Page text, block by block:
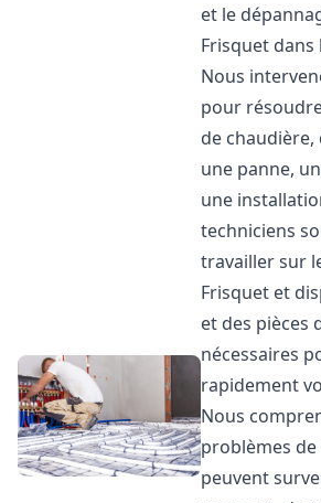
et le
Frisquet dans
Nous
pour
de
une panne,
une
techniciens
travailler sur
Frisquet et
et des pièces
nécessaires
rapidement
Nous
problèmes
peuvent